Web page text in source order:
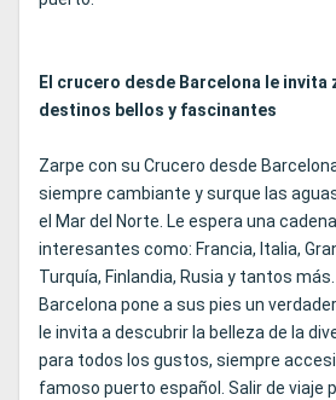
El crucero desde Barcelona le invita
destinos bellos y fascinantes
Zarpe con su Crucero desde
siempre cambiante y surque las
el Mar del Norte. Le espera una
interesantes como: Francia, Italia,
Turquía, Finlandia, Rusia y tantos
Barcelona pone a sus pies un
le invita a descubrir la belleza de la
para todos los gustos, siempre
famoso puerto español. Salir de viaje